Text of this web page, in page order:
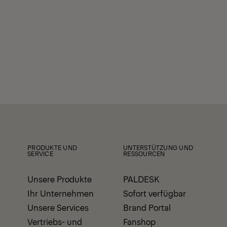
PRODUKTE UND
SERVICE
Unsere Produkte
Ihr Unternehmen
Unsere Services
Vertriebs- und
UNTERSTÜTZUNG UND
RESSOURCEN
PALDESK
Sofort verfügbar
Brand Portal
Fanshop